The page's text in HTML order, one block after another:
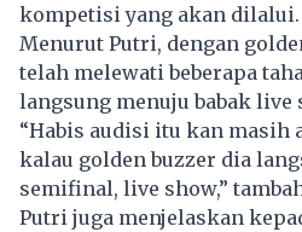
kompetisi yang akan dilalui.
Menurut Putri, dengan
telah melewati beberapa
langsung menuju babak live
“Habis audisi itu kan masih
kalau golden buzzer dia
semifinal, live show,”
Putri juga menjelaskan